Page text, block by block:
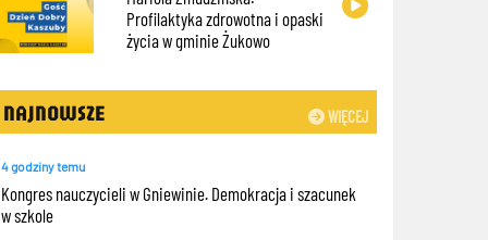
Profilaktyka zdrowotna i opaski
życia w gminie Żukowo
WIĘCEJ
NAJNOWSZE
4 godziny temu
Kongres nauczycieli w Gniewinie. Demokracja i szacunek
w szkole